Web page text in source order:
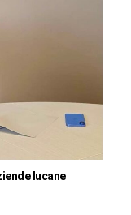
lucane